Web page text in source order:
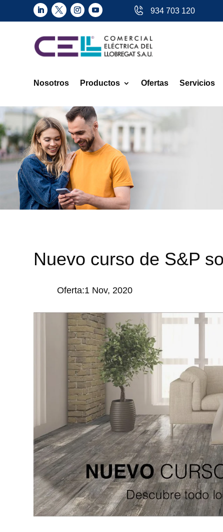
934 703 120
Nosotros Productos Ofertas Servicios
Nuevo curso de S&P
Oferta:1 Nov, 2020